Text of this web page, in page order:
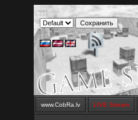
www.CobRa.lv LIVE Stream